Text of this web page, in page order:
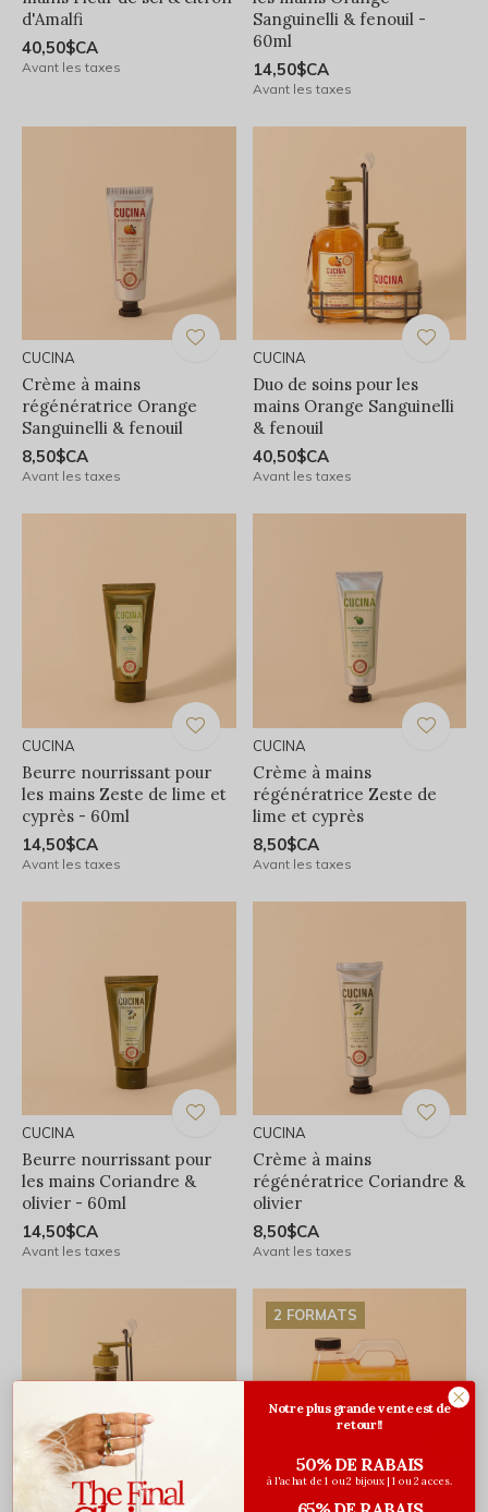
d'Amalfi
40,50$CA
Avant les taxes
Sanguinelli & fenouil -
60ml
14,50$CA
Avant les taxes
CUCINA
Crème à mains
régénératrice Orange
Sanguinelli & fenouil
8,50$CA
Avant les taxes
CUCINA
Duo de soins pour les
mains Orange Sanguinelli
& fenouil
40,50$CA
Avant les taxes
CUCINA
Beurre nourrissant pour
les mains Zeste de lime et
cyprès - 60ml
14,50$CA
Avant les taxes
CUCINA
Crème à mains
régénératrice Zeste de
lime et cyprès
8,50$CA
Avant les taxes
CUCINA
Beurre nourrissant pour
les mains Coriandre &
olivier - 60ml
14,50$CA
Avant les taxes
CUCINA
Crème à mains
régénératrice Coriandre &
olivier
8,50$CA
Avant les taxes
2 FORMATS
Notre plus grande vente est de
retour!!
50% DE RABAIS
à l'achat de 1 ou 2 bijoux | 1 ou 2 acces.